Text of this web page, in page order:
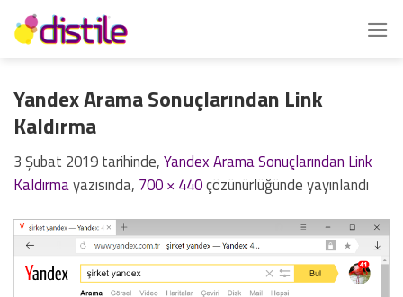
İçeriğe
atla
Yandex Arama Sonuçlarından Link
Kaldırma
3 Şubat 2019tarihinde,Yandex Arama Sonuçlarından Link
Kaldırmayazısında, 700 × 440çözünürlüğünde yayınlandı